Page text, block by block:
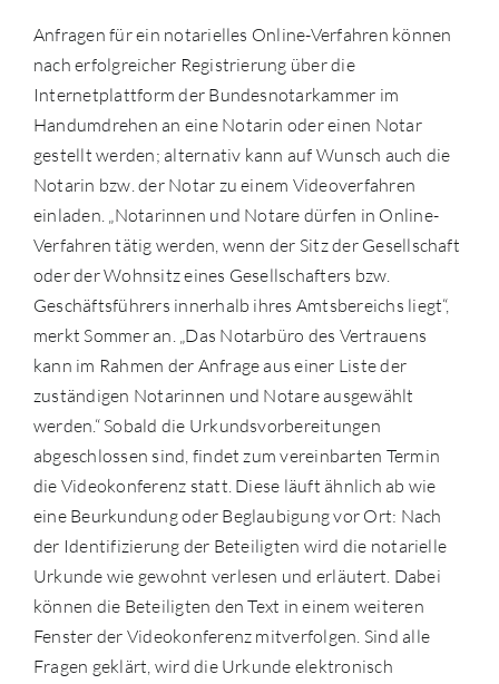
Anfragen für ein notarielles Online-Verfahren können
nach erfolgreicher Registrierung über die
Internetplattform der Bundesnotarkammer im
Handumdrehen an eine Notarin oder einen Notar
gestellt werden; alternativ kann auf Wunsch auch die
Notarin bzw. der Notar zu einem Videoverfahren
einladen. „Notarinnen und Notare dürfen in Online-
Verfahren tätig werden, wenn der Sitz der Gesellschaft
oder der Wohnsitz eines Gesellschafters bzw.
Geschäftsführers innerhalb ihres Amtsbereichs liegt“,
merkt Sommer an. „Das Notarbüro des Vertrauens
kann im Rahmen der Anfrage aus einer Liste der
zuständigen Notarinnen und Notare ausgewählt
werden.“ Sobald die Urkundsvorbereitungen
abgeschlossen sind, findet zum vereinbarten Termin
die Videokonferenz statt. Diese läuft ähnlich ab wie
eine Beurkundung oder Beglaubigung vor Ort: Nach
der Identifizierung der Beteiligten wird die notarielle
Urkunde wie gewohnt verlesen und erläutert. Dabei
können die Beteiligten den Text in einem weiteren
Fenster der Videokonferenz mitverfolgen. Sind alle
Fragen geklärt, wird die Urkunde elektronisch